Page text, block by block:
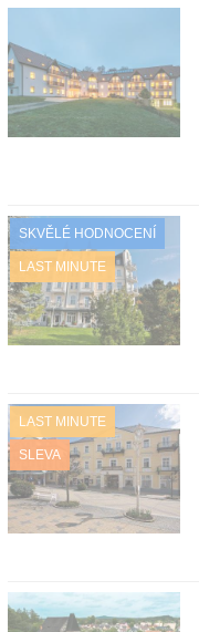
SKVĚLÉ HODNOCENÍ
LAST MINUTE
LAST MINUTE
SLEVA